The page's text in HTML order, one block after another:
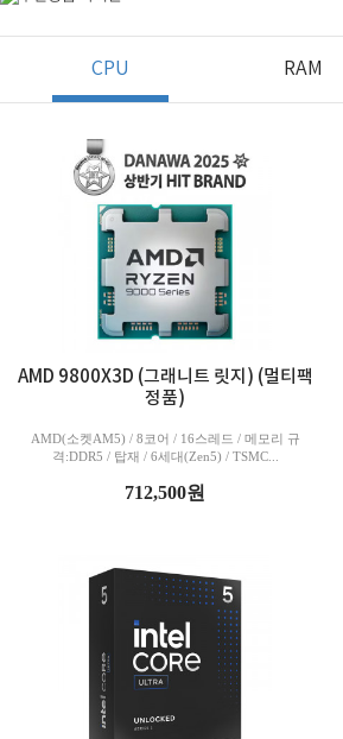
CPU RAM
AMD 9800X3D (그래니트 릿지) (멀티팩
정품)
AMD(소켓AM5) / 8코어 / 16스레드 / 메모리 규
격:DDR5 / 탑재 / 6세대(Zen5) / TSMC...
712,500원